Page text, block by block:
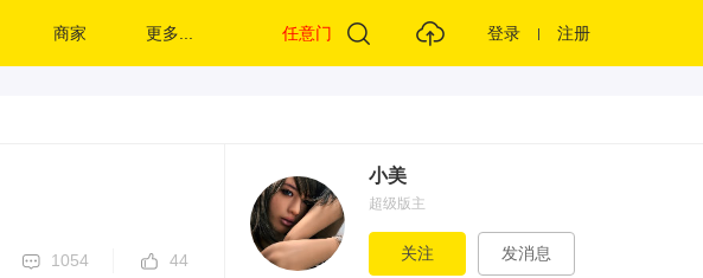
商家 更多... 任意门 登录 注册
1054 44
小美
超级版主
关注 发消息